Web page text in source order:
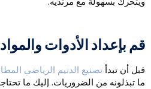
بإعداد الأدوات والمواد
أن تبدأتصنيع الدنيم الرياضي
تبذلونه من الضروريات. إليك ما